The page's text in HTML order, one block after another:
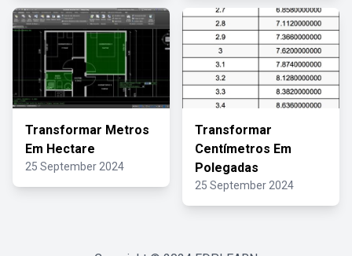
Transformar Metros
Em Hectare
25 September 2024
Transformar
Centímetros Em
Polegadas
25 September 2024